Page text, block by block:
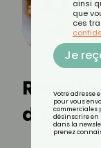
ainsi
que
ces
Je
Votre adresse
pour vous
commerciales
désinscrire en
dans la
prenez